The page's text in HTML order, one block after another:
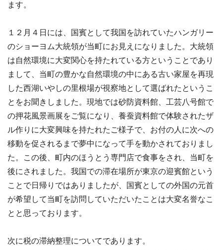
ます。
１２月４日には、国賓として我国を訪れていたハンガリー
のショーヨム大統領が当町にお見えになりました。大統領
は自然環境に大変関心を持たれている方ということであり
まして、当町の豊かな自然環境の中にある古い家屋を再現
した西湖いやしの里根場が視察地として選ばれたというこ
とをお聞きしました。現地では砂防資料館、工芸八号館で
の押花風景画展をご覧になり、養蚕資料館で体験されたザ
ル作りに大変興味を持たれたご様子で、お付の人に次への
移動を促されるまで夢中になって手を動かされておりまし
た。この後、町内のほうとう専門店で食事をされ、当町を
後にされました。我国での滞在場所が東京の迎賓館という
ことで日帰りではありましたが、国賓としての外国の元首
が希望して当町を訪問していただいたことは大変名誉なこ
とと思っております。
次に税の滞納整理についてであります。